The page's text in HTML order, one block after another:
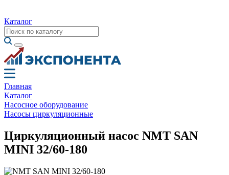
Каталог
Главная
Каталог
Насосное оборудование
Насосы циркуляционные
Циркуляционный насос NMT SAN
MINI 32/60-180